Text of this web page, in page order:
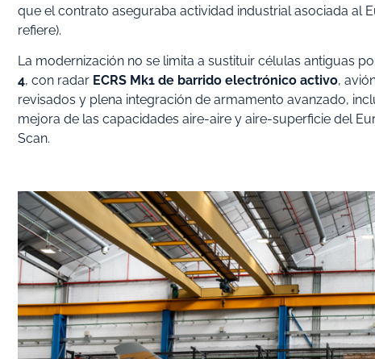
que el contrato aseguraba actividad industrial asociada al
refiere).
La modernización no se limita a sustituir células antiguas
4, con radar ECRS Mk1 de barrido electrónico activo,
revisados y plena integración de armamento avanzado,
mejora de las capacidades aire-aire y aire-superficie del
Scan.